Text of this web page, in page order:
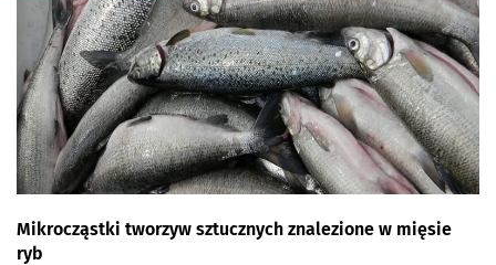
Mikrocząstki tworzyw sztucznych znalezione w mięsie
ryb